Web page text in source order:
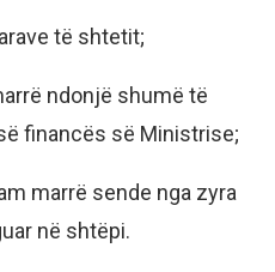
të shtetit;
ndonjë shumë të
financës së Ministrise;
marrë sende nga zyra
në shtëpi.